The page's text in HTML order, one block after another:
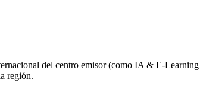
del centro emisor (como IA & E-Learning
región.